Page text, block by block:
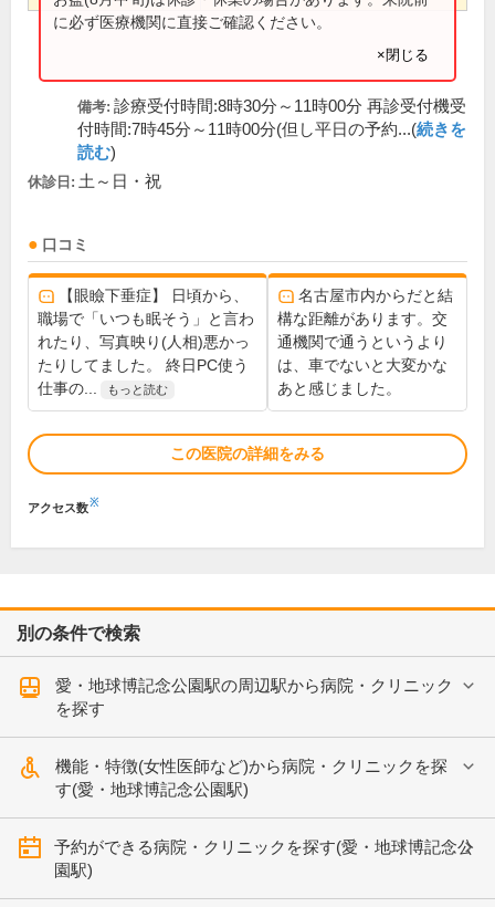
に必ず医療機関に直接ご確認ください。
×閉じる
備考: 診療受付時間:8時30分～11時00分 再診受付機受
付時間:7時45分～11時00分(但し平日の予約...(続きを
読む)
休診日: 土～日・祝
口コミ
【眼瞼下垂症】 日頃から、
職場で「いつも眠そう」と言わ
れたり、写真映り(人相)悪かっ
たりしてました。 終日PC使う
仕事の...
もっと読む
名古屋市内からだと結
構な距離があります。交
通機関で通うというより
は、車でないと大変かな
あと感じました。
この医院の詳細をみる
アクセス数※
別の条件で検索
愛・地球博記念公園駅の周辺駅から病院・クリニック
を探す
機能・特徴(女性医師など)から病院・クリニックを探
す(愛・地球博記念公園駅)
予約ができる病院・クリニックを探す(愛・地球博記念公
園駅)